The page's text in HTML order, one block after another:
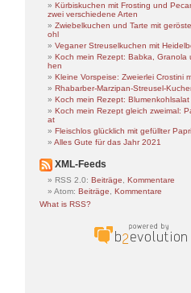
Kürbiskuchen mit Frosting und
zwei verschiedene Arten
Zwiebelkuchen und Tarte mit
ohl
Veganer Streuselkuchen mit
Koch mein Rezept: Babka, Granola
hen
Kleine Vorspeise: Zweierlei Crostini
Rhabarber-Marzipan-Streusel-
Koch mein Rezept:
Koch mein Rezept gleich zweimal:
at
Fleischlos glücklich mit gefüllter
Alles Gute für das Jahr 2021
XML-Feeds
RSS 2.0: Beiträge
Kommentare
Atom: Beiträge
Kommentare
What is RSS?